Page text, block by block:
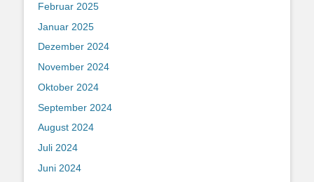
Februar 2025
Januar 2025
Dezember 2024
November 2024
Oktober 2024
September 2024
August 2024
Juli 2024
Juni 2024